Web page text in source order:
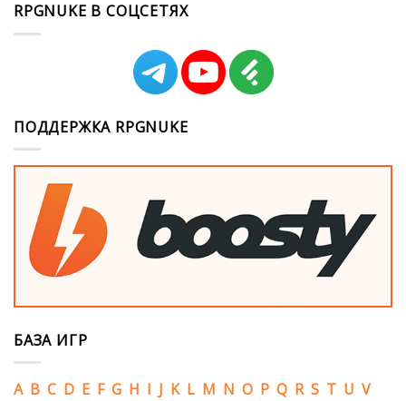
RPGNUKE В СОЦСЕТЯХ
ПОДДЕРЖКА RPGNUKE
БАЗА ИГР
A B C D E F G H I J K L M N O P Q R S T U V